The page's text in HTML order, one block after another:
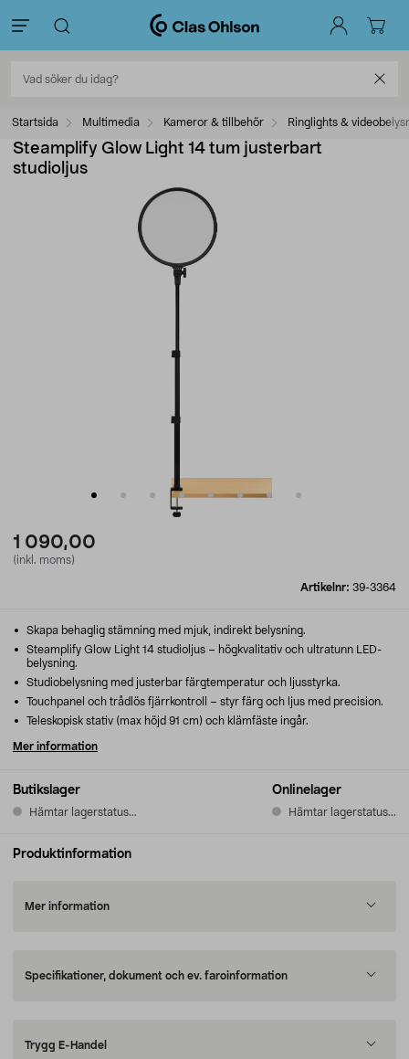
Startsida Multimedia Kameror & tillbehör Ringlights &
Steamplify Glow Light 14 tum justerbart
studioljus
1 090,00
(inkl. moms)
Artikelnr: 39-3364
Butikslager
Hämtar lagerstatus...
Onlinelager
Hämtar lagerstatus...
Skapa behaglig stämning med mjuk, indirekt belysning.
Steamplify Glow Light 14 studioljus – högkvalitativ och ultratunn LED-
belysning.
Studiobelysning med justerbar färgtemperatur och ljusstyrka.
Touchpanel och trådlös fjärrkontroll – styr färg och ljus med precision.
Teleskopisk stativ (max höjd 91 cm) och klämfäste ingår.
Mer information
Produktinformation
Mer information
Specifikationer, dokument och ev. faroinformation
Trygg E-Handel